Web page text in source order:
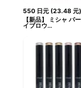
550 日元(23.48 元)
【新品】 ミシャ パ
イブロウ...